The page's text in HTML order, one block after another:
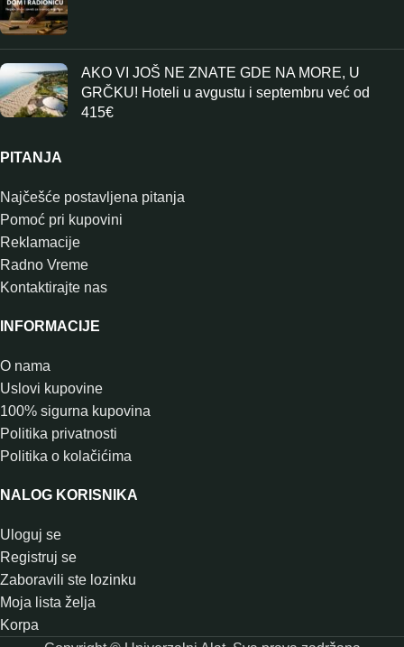
AKO VI JOŠ NE ZNATE GDE NA MORE, U
GRČKU! Hoteli u avgustu i septembru već od
415€
PITANJA
Najčešće postavljena pitanja
Pomoć pri kupovini
Reklamacije
Radno Vreme
Kontaktirajte nas
INFORMACIJE
O nama
Uslovi kupovine
100% sigurna kupovina
Politika privatnosti
Politika o kolačićima
NALOG KORISNIKA
Uloguj se
Registruj se
Zaboravili ste lozinku
Moja lista želja
Korpa